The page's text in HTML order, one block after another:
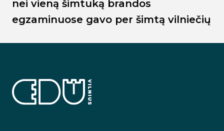
nei vieną šimtuką brandos
egzaminuose gavo per šimtą vilniečių